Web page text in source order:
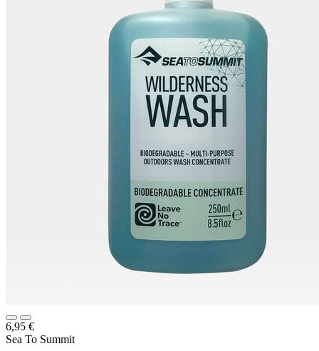
6,95 €
Sea To Summit